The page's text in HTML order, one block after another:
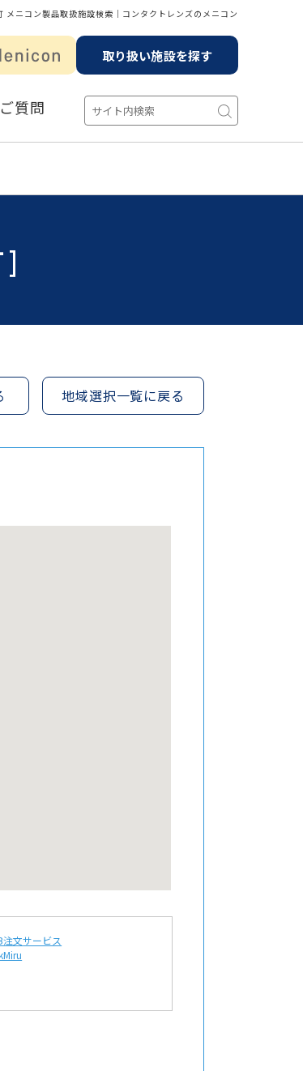
メニコン製品取扱施設検索│コンタクトレンズのメニコン
取り扱い施設を探す
質問
地域選択一覧に戻る
注文サービス